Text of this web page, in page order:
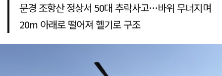
문경 조항산 정상서 50대 추락사고…바위 무너지며
20m 아래로 떨어져 헬기로 구조